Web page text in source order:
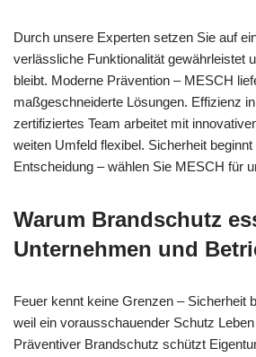
Durch unsere Experten setzen Sie auf
verlässliche Funktionalität gewährleistet
bleibt. Moderne Prävention – MESCH
maßgeschneiderte Lösungen. Effizienz
zertifiziertes Team arbeitet mit
weiten Umfeld flexibel. Sicherheit
Entscheidung – wählen Sie MESCH für
Warum Brandschutz
Unternehmen und
Feuer kennt keine Grenzen – Sicherheit
weil ein vorausschauender Schutz
Präventiver Brandschutz schützt